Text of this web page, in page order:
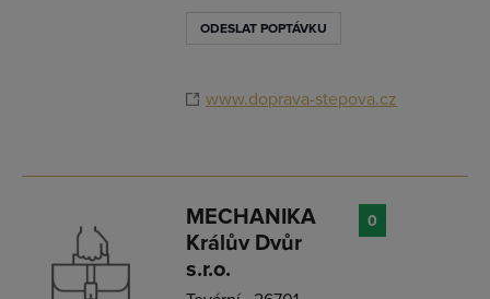
ODESLAT POPTÁVKU
www.doprava-stepova.cz
MECHANIKA
Králův Dvůr
s.r.o.
0